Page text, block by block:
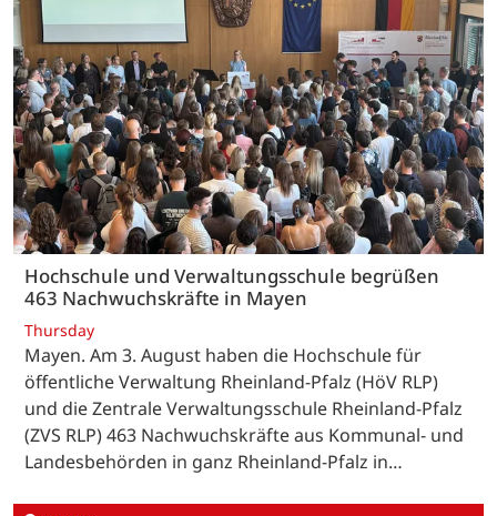
Hochschule und Verwaltungsschule begrüßen
463 Nachwuchskräfte in Mayen
Thursday
Mayen. Am 3. August haben die Hochschule für
öffentliche Verwaltung Rheinland-Pfalz (HöV RLP)
und die Zentrale Verwaltungsschule Rheinland-Pfalz
(ZVS RLP) 463 Nachwuchskräfte aus Kommunal- und
Landesbehörden in ganz Rheinland-Pfalz in…